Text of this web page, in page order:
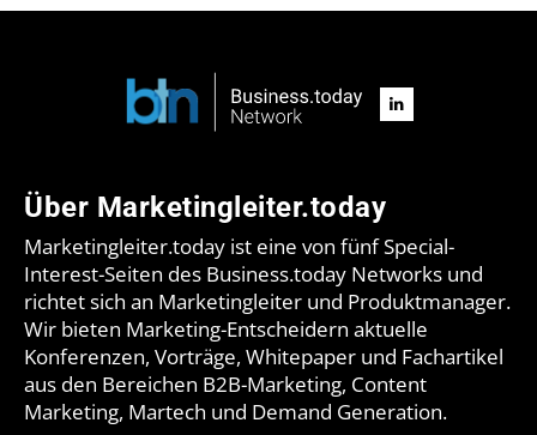
Über Marketingleiter.today
Marketingleiter.today ist eine von fünf Special-
Interest-Seiten des Business.today Networks und
richtet sich an Marketingleiter und Produktmanager.
Wir bieten Marketing-Entscheidern aktuelle
Konferenzen, Vorträge, Whitepaper und Fachartikel
aus den Bereichen B2B-Marketing, Content
Marketing, Martech und Demand Generation.